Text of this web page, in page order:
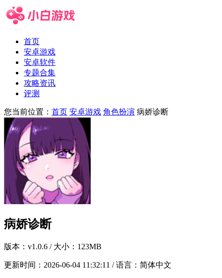
首页
安卓游戏
安卓软件
专题合集
攻略资讯
评测
您当前位置： 首页 安卓游戏 角色扮演 病娇诊断
病娇诊断
版本： v1.0.6 / 大小：123MB
更新时间： 2026-06-04 11:32:11 / 语言：简体中文